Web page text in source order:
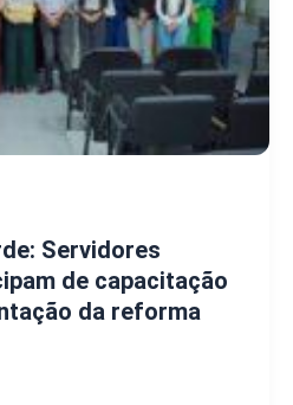
Servidores
de capacitação
da reforma